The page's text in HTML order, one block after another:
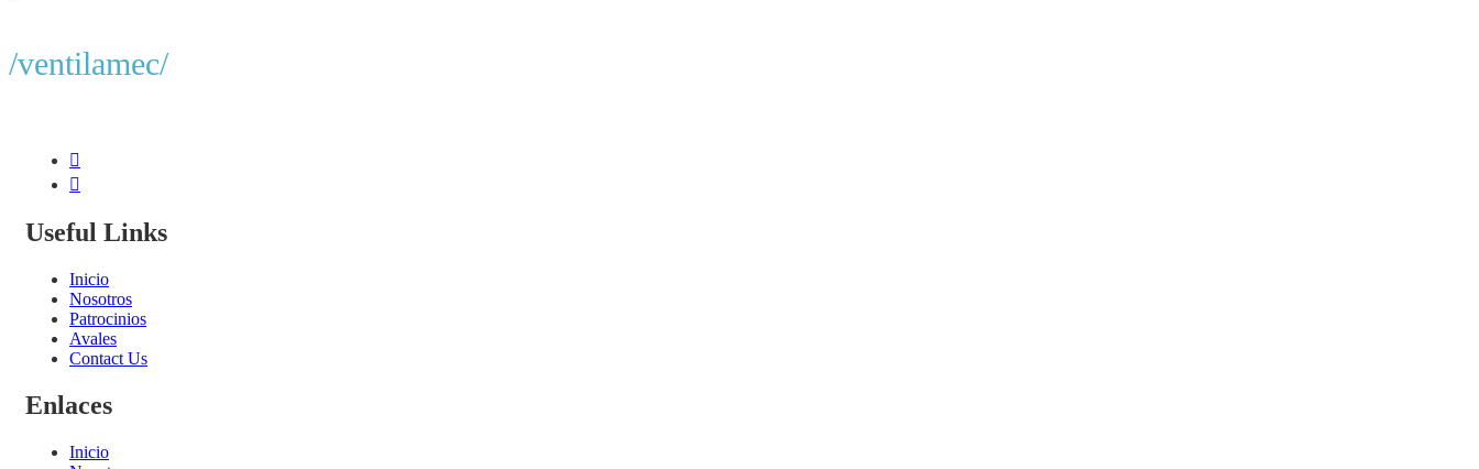
/ventilamec/
Useful Links
Inicio
Nosotros
Patrocinios
Avales
Contact Us
Enlaces
Inicio